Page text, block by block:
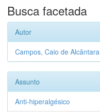
Busca facetada
Autor
Campos, Caio de Alcântara
Assunto
Anti-hiperalgésico